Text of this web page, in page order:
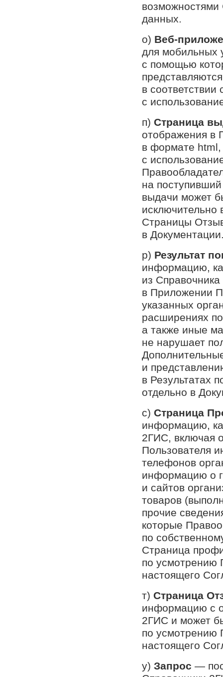
возможностями
данных.
о) Веб-
для мобильных
с помощью
в
с
п) Страница
отображения в
в формате html,
с
на
выдачи может
исключительно
Страницы
в
р) Результат
информацию,
из
в Приложении
указанных
расширениях
а также иные
не нарушает
и
в Результатах
отдельно в
с) Страница
информацию,
2ГИС, включая
Пользователя
телефонов
информацию о
и сайтов
товаров
прочие
которые
по
Страница
по усмотрению
настоящего
т) Страница
информацию с
2ГИС и может
по усмотрению
настоящего
у) Запрос —